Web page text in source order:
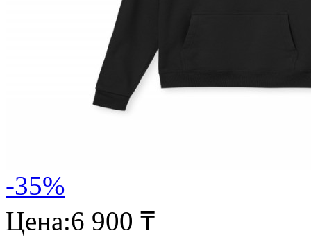
-35%
Цена:6 900 ₸